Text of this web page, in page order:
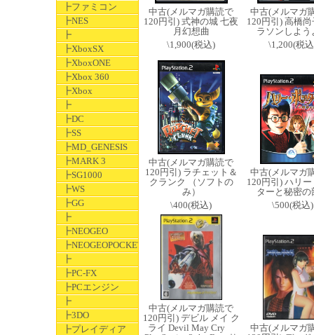
┣ファミコン
┣NES
┣
┣XboxSX
┣XboxONE
┣Xbox 360
┣Xbox
┣
┣DC
┣SS
┣MD_GENESIS
┣MARK 3
┣SG1000
┣WS
┣GG
┣
┣NEOGEO
┣NEOGEOPOCKET
┣
┣PC-FX
┣PCエンジン
┣
┣3DO
┣プレイディア
中古(メルマガ購読で
120円引) 式神の城 七夜
月幻想曲
\1,900(税込)
中古(メルマガ
120円引) 高橋
ラソンしよう
\1,200(税
中古(メルマガ購読で
120円引) ラチェット＆
クランク （ソフトの
み）
\400(税込)
中古(メルマガ
120円引) ハリ
ターと秘密の
\500(税込)
中古(メルマガ購読で
120円引) デビル メイ ク
ライ Devil May Cry
中古(メルマガ